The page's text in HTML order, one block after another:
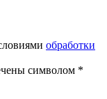
обработки
символом *